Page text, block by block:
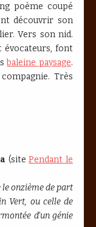
poème coupé
découvrir son
Vers son nid.
évocateurs, font
baleine paysage.
Très
(sitePendant le
le onzième de part
Vert, ou celle de
d’un génie